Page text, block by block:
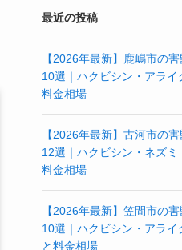
最近の投稿
【2026年最新】鹿嶋市の
10選｜ハクビシン・アライ
料金相場
【2026年最新】古河市の
12選｜ハクビシン・ネズミ
料金相場
【2026年最新】笠間市の
10選｜ハクビシン・アラ
と料金相場